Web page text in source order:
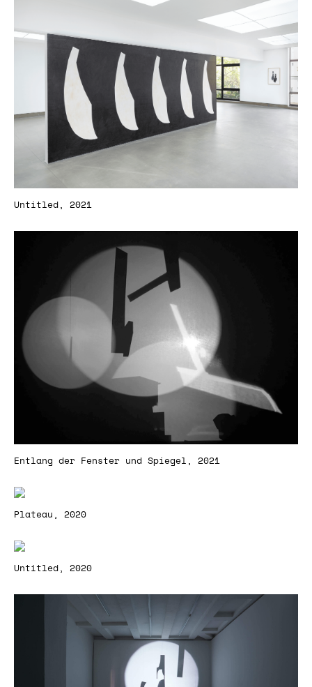
Untitled, 2021
Entlang der Fenster und Spiegel, 2021
Plateau, 2020
Untitled, 2020